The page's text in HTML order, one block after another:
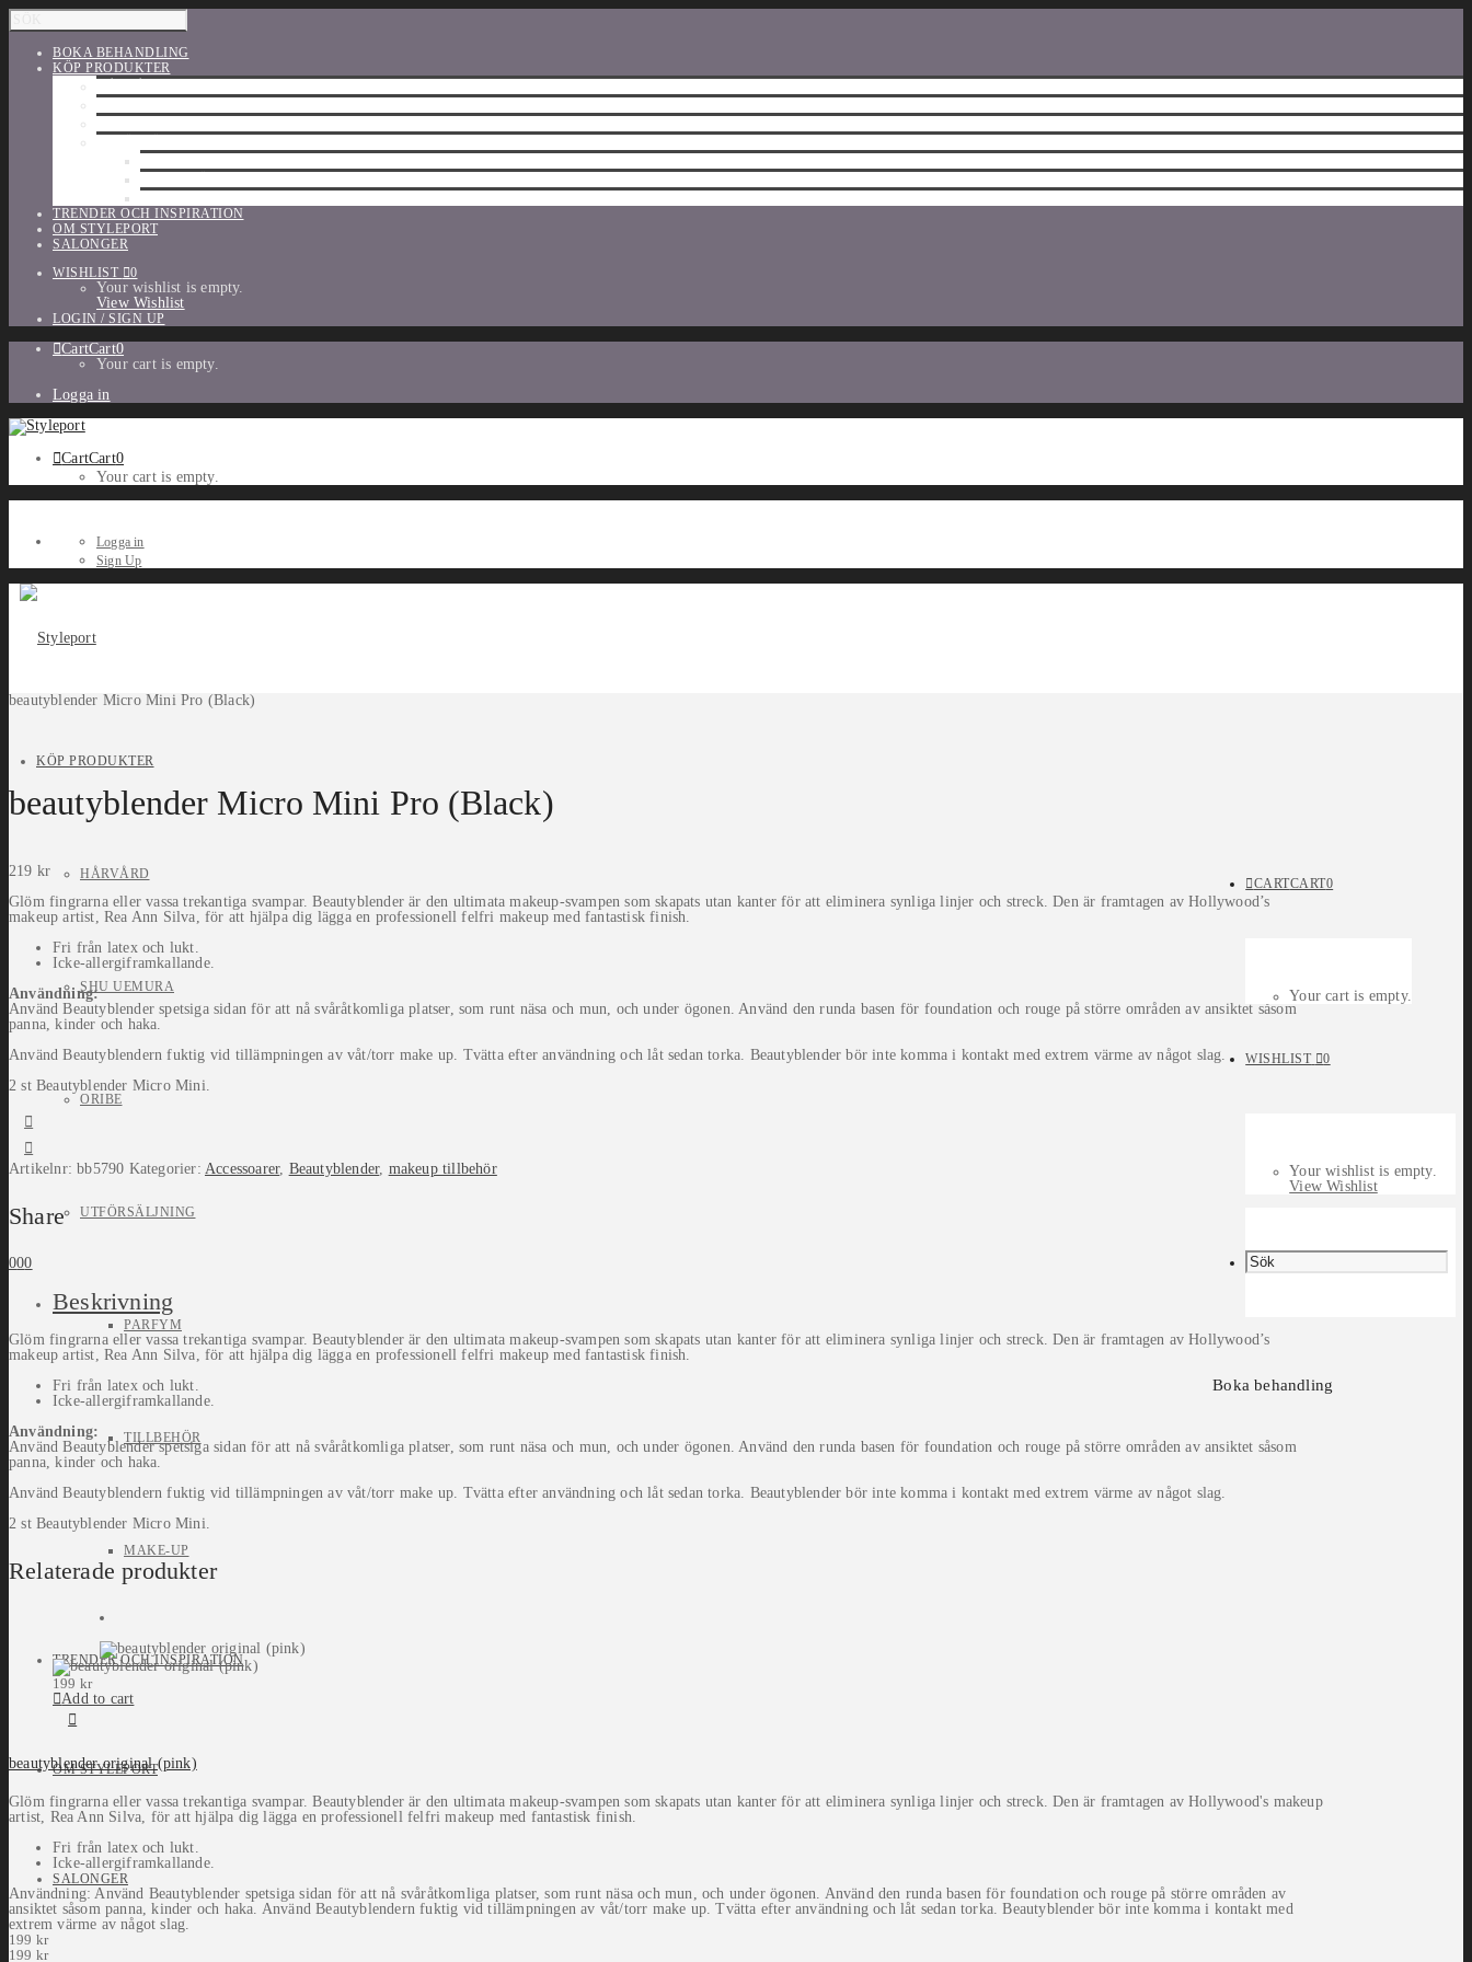
BOKA BEHANDLING
KÖP PRODUKTER
TRENDER OCH INSPIRATION
OM STYLEPORT
SALONGER
WISHLIST
0
Your wishlist is empty.
View Wishlist
LOGIN / SIGN UP
CartCart0
Your cart is empty.
Logga in
CartCart0
Your cart is empty.
Logga in
Sign Up
KÖP PRODUKTER
HÅRVÅRD
SHU UEMURA
ORIBE
UTFÖRSÄLJNING
PARFYM
TILLBEHÖR
MAKE-UP
TRENDER OCH INSPIRATION
OM STYLEPORT
SALONGER
CARTCART0
Your cart is empty.
WISHLIST 0
Your wishlist is empty.
View Wishlist
Boka behandling
beautyblender Micro Mini Pro (Black)
beautyblender Micro Mini Pro (Black)
219 kr
Glöm fingrarna eller vassa trekantiga svampar. Beautyblender är den ultimata makeup-svampen som skapats utan kanter för att eliminera synliga linjer och streck. Den är framtagen av Hollywood’s
makeup artist, Rea Ann Silva, för att hjälpa dig lägga en professionell felfri makeup med fantastisk finish.
Fri från latex och lukt.
Icke-allergiframkallande.
Användning:
Använd Beautyblender spetsiga sidan för att nå svåråtkomliga platser, som runt näsa och mun, och under ögonen. Använd den runda basen för foundation och rouge på större områden av ansiktet såsom
panna, kinder och haka.
Använd Beautyblendern fuktig vid tillämpningen av våt/torr make up. Tvätta efter användning och låt sedan torka. Beautyblender bör inte komma i kontakt med extrem värme av något slag.
2 st Beautyblender Micro Mini.
Artikelnr:bb5790 Kategorier:Accessoarer, Beautyblender, makeup tillbehör
Share
000
Beskrivning
Glöm fingrarna eller vassa trekantiga svampar. Beautyblender är den ultimata makeup-svampen som skapats utan kanter för att eliminera synliga linjer och streck. Den är framtagen av Hollywood’s
makeup artist, Rea Ann Silva, för att hjälpa dig lägga en professionell felfri makeup med fantastisk finish.
Fri från latex och lukt.
Icke-allergiframkallande.
Användning:
Använd Beautyblender spetsiga sidan för att nå svåråtkomliga platser, som runt näsa och mun, och under ögonen. Använd den runda basen för foundation och rouge på större områden av ansiktet såsom
panna, kinder och haka.
Använd Beautyblendern fuktig vid tillämpningen av våt/torr make up. Tvätta efter användning och låt sedan torka. Beautyblender bör inte komma i kontakt med extrem värme av något slag.
2 st Beautyblender Micro Mini.
Relaterade produkter
199 kr
Add to cart
beautyblender original (pink)
Glöm fingrarna eller vassa trekantiga svampar. Beautyblender är den ultimata makeup-svampen som skapats utan kanter för att eliminera synliga linjer och streck. Den är framtagen av Hollywood's makeup
artist, Rea Ann Silva, för att hjälpa dig lägga en professionell felfri makeup med fantastisk finish.
Fri från latex och lukt.
Icke-allergiframkallande.
Användning: Använd Beautyblender spetsiga sidan för att nå svåråtkomliga platser, som runt näsa och mun, och under ögonen. Använd den runda basen för foundation och rouge på större områden av
ansiktet såsom panna, kinder och haka. Använd Beautyblendern fuktig vid tillämpningen av våt/torr make up. Tvätta efter användning och låt sedan torka. Beautyblender bör inte komma i kontakt med
extrem värme av något slag.
199 kr
199 kr